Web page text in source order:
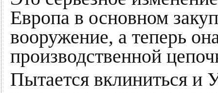
Европа в основном
вооружение, а теперь
производственной
Пытается вклиниться и